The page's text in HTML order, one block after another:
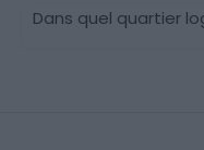
Dans quel quartier